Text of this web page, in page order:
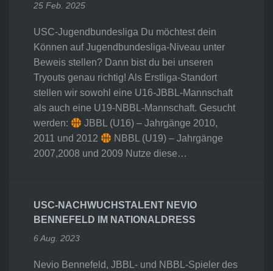
25 Feb. 2025
USC-Jugendbundesliga Du möchtest dein
Können auf Jugendbundesliga-Niveau unter
Beweis stellen? Dann bist du bei unseren
Tryouts genau richtig! Als Erstliga-Standort
stellen wir sowohl eine U16-JBBL-Mannschaft
als auch eine U19-NBBL-Mannschaft. Gesucht
werden:
JBBL (U16) – Jahrgänge 2010,
2011 und 2012
NBBL (U19) – Jahrgänge
2007,2008 und 2009 Nutze diese…
USC-NACHWUCHSTALENT NEVIO
BENNEFELD IM NATIONALDRESS
6 Aug. 2023
Nevio Bennefeld, JBBL- und NBBL-Spieler des